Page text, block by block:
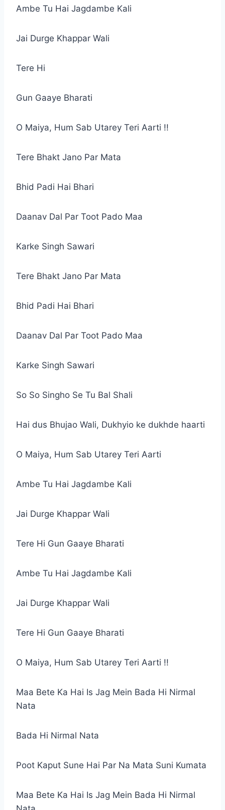
Ambe Tu Hai Jagdambe Kali
Jai Durge Khappar Wali
Tere Hi
Gun Gaaye Bharati
O Maiya, Hum Sab Utarey Teri Aarti !!
Tere Bhakt Jano Par Mata
Bhid Padi Hai Bhari
Daanav Dal Par Toot Pado Maa
Karke Singh Sawari
Tere Bhakt Jano Par Mata
Bhid Padi Hai Bhari
Daanav Dal Par Toot Pado Maa
Karke Singh Sawari
So So Singho Se Tu Bal Shali
Hai dus Bhujao Wali, Dukhyio ke dukhde haarti
O Maiya, Hum Sab Utarey Teri Aarti
Ambe Tu Hai Jagdambe Kali
Jai Durge Khappar Wali
Tere Hi Gun Gaaye Bharati
Ambe Tu Hai Jagdambe Kali
Jai Durge Khappar Wali
Tere Hi Gun Gaaye Bharati
O Maiya, Hum Sab Utarey Teri Aarti !!
Maa Bete Ka Hai Is Jag Mein Bada Hi Nirmal
Nata
Bada Hi Nirmal Nata
Poot Kaput Sune Hai Par Na Mata Suni Kumata
Maa Bete Ka Hai Is Jag Mein Bada Hi Nirmal